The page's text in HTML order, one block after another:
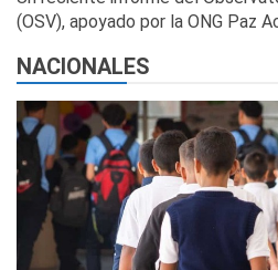
(OSV), apoyado por la ONG Paz
NACIONALES